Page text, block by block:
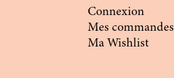
Connexion
Mes commandes
Ma Wishlist